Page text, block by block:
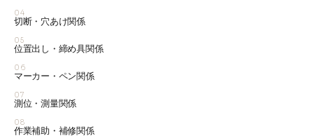
04
切断・穴あけ関係
05
位置出し・締め具関係
06
マーカー・ペン関係
07
測位・測量関係
08
作業補助・補修関係